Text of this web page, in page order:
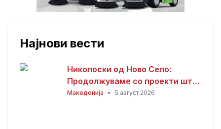
Најнови вести
Николоски од Ново Село:
Продолжуваме со проекти што
носат развој и подобар живот
Македонија • 5 август 2026